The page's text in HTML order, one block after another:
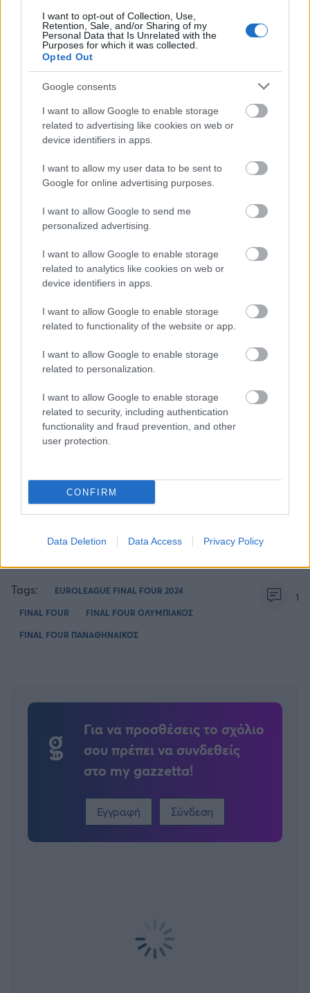
I want to opt-out of Collection, Use,
Retention, Sale, and/or Sharing of my
Personal Data that Is Unrelated with the
Purposes for which it was collected.
Opted Out
Google consents
I want to allow Google to enable storage
related to advertising like cookies on web or
device identifiers in apps.
I want to allow my user data to be sent to
Google for online advertising purposes.
I want to allow Google to send me
personalized advertising.
I want to allow Google to enable storage
related to analytics like cookies on web or
device identifiers in apps.
I want to allow Google to enable storage
related to functionality of the website or app.
I want to allow Google to enable storage
related to personalization.
I want to allow Google to enable storage
related to security, including authentication
functionality and fraud prevention, and other
user protection.
CONFIRM
Data Deletion Data Access Privacy Policy
Διάβασε όλα τατελευταία νέα
και δες τιςαθλητικές μεταδόσειςτης ημέρας και της
εβδομάδας μέσα από το υπερπλήρες Πρόγραμμα TV του
Gazzetta. Ακολούθησέ μας και στοGoogle News.
ΔΙΑΒΑΣΕ ΑΚΟΜΗ:
ΜακΙντάιρ: Ευχήθηκε χρόνια πολλά στον Βεζένκοβ
παίκτες της EuroLeague, αλλά τόσο καλό παιδί!»
Παναθηναϊκός - Ολυμπιακός: Κυριαρχία των «αιωνίων»
Tags:
EUROLEAGUE FINAL FOUR 2024
FINAL FOUR
FINAL FOUR ΟΛΥΜΠΙΑΚΟΣ
FINAL FOUR ΠΑΝΑΘΗΝΑΙΚΟΣ
1
Για να προσθέσεις το σχόλιο
σου πρέπει να συνδεθείς
στο my gazzetta!
Εγγραφή Σύνδεση